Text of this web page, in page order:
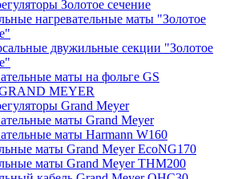
Золотое сечение
нагревательные маты "Золотое
двужильные секции "Золотое
маты на фольге GS
MEYER
Grand Meyer
маты Grand Meyer
маты Harmann W160
маты Grand Meyer EcoNG170
маты Grand Meyer THM200